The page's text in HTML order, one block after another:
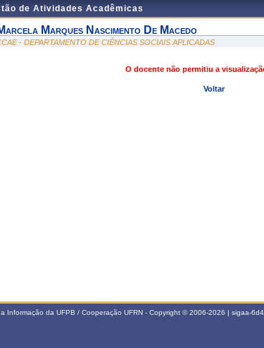
de Atividades Acadêmicas
Marques Nascimento De Macedo
- DEPARTAMENTO DE CIÊNCIAS SOCIAIS APLICADAS
O docente não permitiu a
Voltar
Informação da UFPB / Cooperação UFRN - Copyright © 2006-2026 | sigaa-